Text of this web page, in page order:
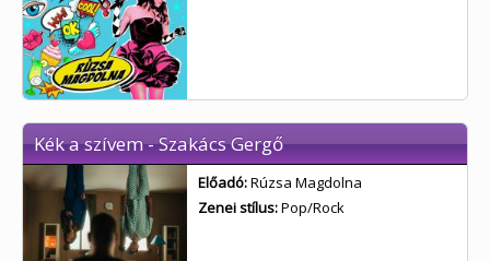
Kék a szívem - Szakács Gergő
Előadó:Rúzsa Magdolna
Zenei stílus:Pop/Rock